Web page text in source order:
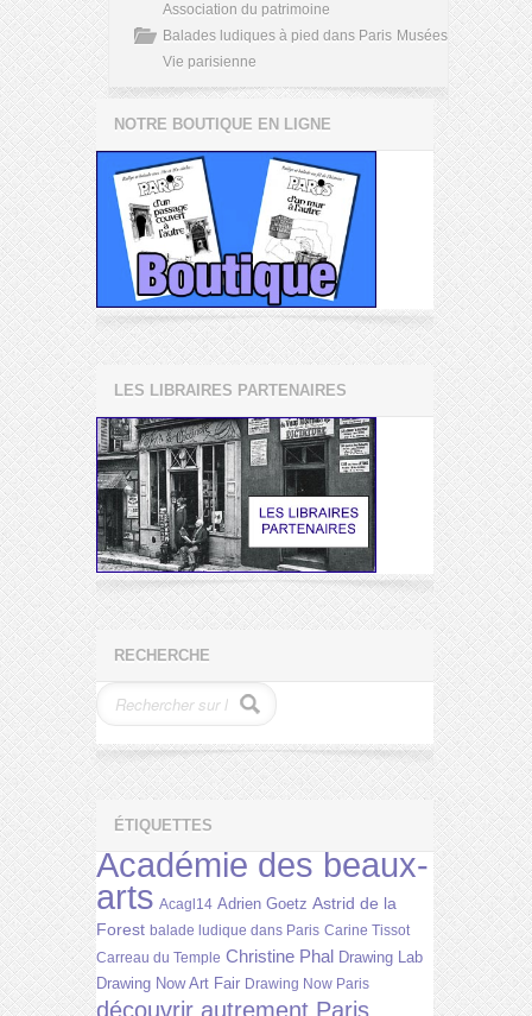
Association du patrimoine
Balades ludiques à pied dans Paris Musées
Vie parisienne
NOTRE BOUTIQUE EN LIGNE
LES LIBRAIRES PARTENAIRES
RECHERCHE
ÉTIQUETTES
Académie des beaux-
arts Acagl14 Adrien Goetz Astrid de la
Forest balade ludique dans Paris Carine Tissot
Carreau du Temple Christine Phal Drawing Lab
Drawing Now Art Fair Drawing Now Paris
découvrir autrement Paris